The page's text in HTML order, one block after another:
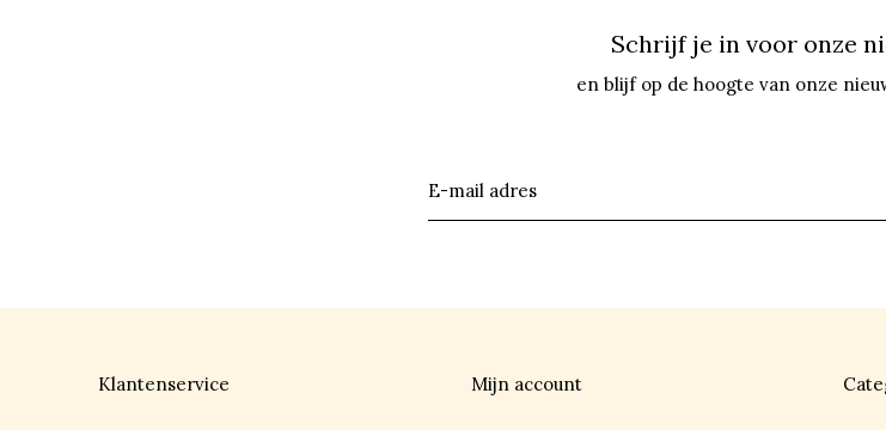
Schrijf je in voor onze
en blijf op de hoogte van onze
Klantenservice Mijn account